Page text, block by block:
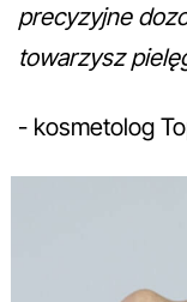
precyzyjne
towarzysz
- kosmetolog